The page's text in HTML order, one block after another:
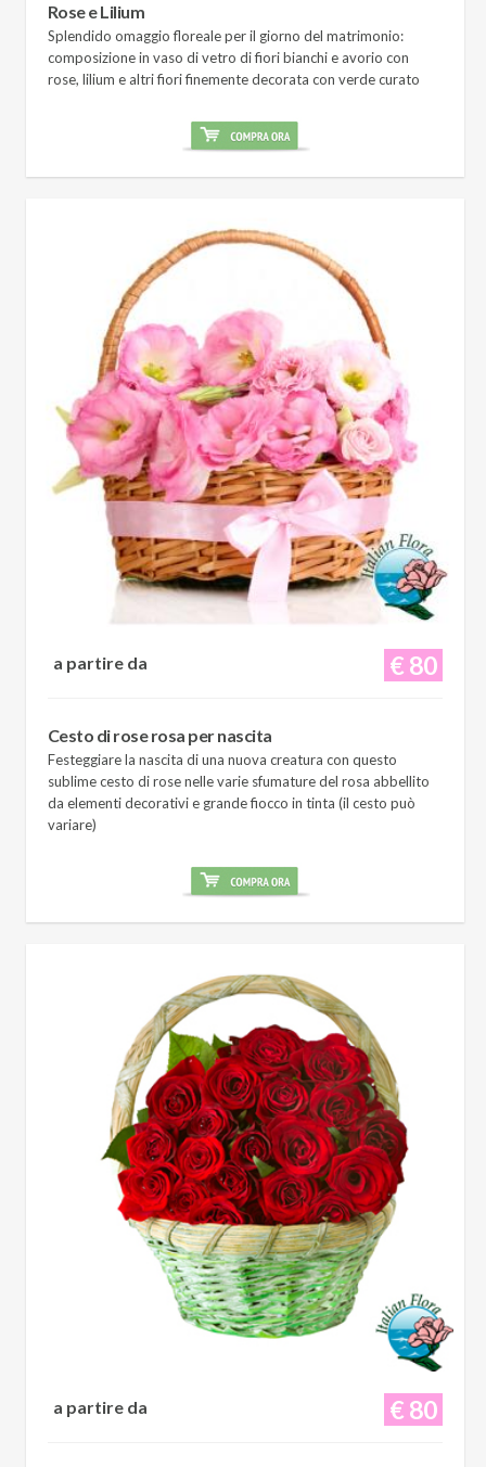
Rose e Lilium
Splendido omaggio floreale per il giorno del matrimonio:
composizione in vaso di vetro di fiori bianchi e avorio con
rose, lilium e altri fiori finemente decorata con verde curato
€ 80
a partire da
Cesto di rose rosa per nascita
Festeggiare la nascita di una nuova creatura con questo
sublime cesto di rose nelle varie sfumature del rosa abbellito
da elementi decorativi e grande fiocco in tinta (il cesto può
variare)
€ 80
a partire da